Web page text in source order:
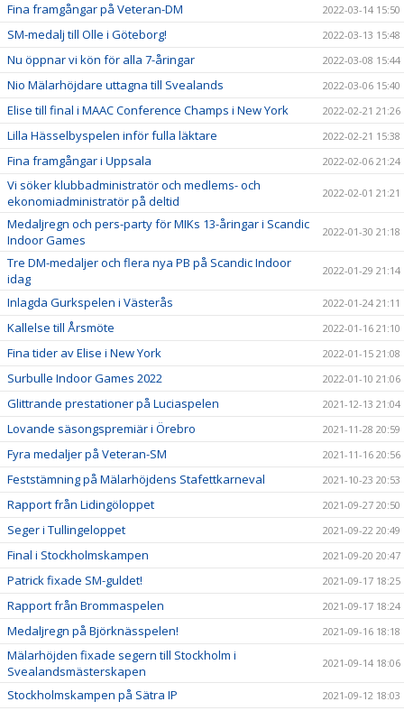
Fina framgångar på Veteran-DM 2022-03-14 15:50
SM-medalj till Olle i Göteborg! 2022-03-13 15:48
Nu öppnar vi kön för alla 7-åringar 2022-03-08 15:44
Nio Mälarhöjdare uttagna till Svealands 2022-03-06 15:40
Elise till final i MAAC Conference Champs i New York 2022-02-21 21:26
Lilla Hässelbyspelen inför fulla läktare 2022-02-21 15:38
Fina framgångar i Uppsala 2022-02-06 21:24
Vi söker klubbadministratör och medlems- och
ekonomiadministratör på deltid
2022-02-01 21:21
Medaljregn och pers-party för MIKs 13-åringar i Scandic
Indoor Games
2022-01-30 21:18
Tre DM-medaljer och flera nya PB på Scandic Indoor
idag
2022-01-29 21:14
Inlagda Gurkspelen i Västerås 2022-01-24 21:11
Kallelse till Årsmöte 2022-01-16 21:10
Fina tider av Elise i New York 2022-01-15 21:08
Surbulle Indoor Games 2022 2022-01-10 21:06
Glittrande prestationer på Luciaspelen 2021-12-13 21:04
Lovande säsongspremiär i Örebro 2021-11-28 20:59
Fyra medaljer på Veteran-SM 2021-11-16 20:56
Feststämning på Mälarhöjdens Stafettkarneval 2021-10-23 20:53
Rapport från Lidingöloppet 2021-09-27 20:50
Seger i Tullingeloppet 2021-09-22 20:49
Final i Stockholmskampen 2021-09-20 20:47
Patrick fixade SM-guldet! 2021-09-17 18:25
Rapport från Brommaspelen 2021-09-17 18:24
Medaljregn på Björknässpelen! 2021-09-16 18:18
Mälarhöjden fixade segern till Stockholm i
Svealandsmästerskapen
2021-09-14 18:06
Stockholmskampen på Sätra IP 2021-09-12 18:03